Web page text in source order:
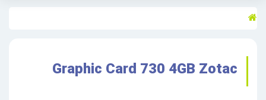
Graphic Card 730 4GB Zotac